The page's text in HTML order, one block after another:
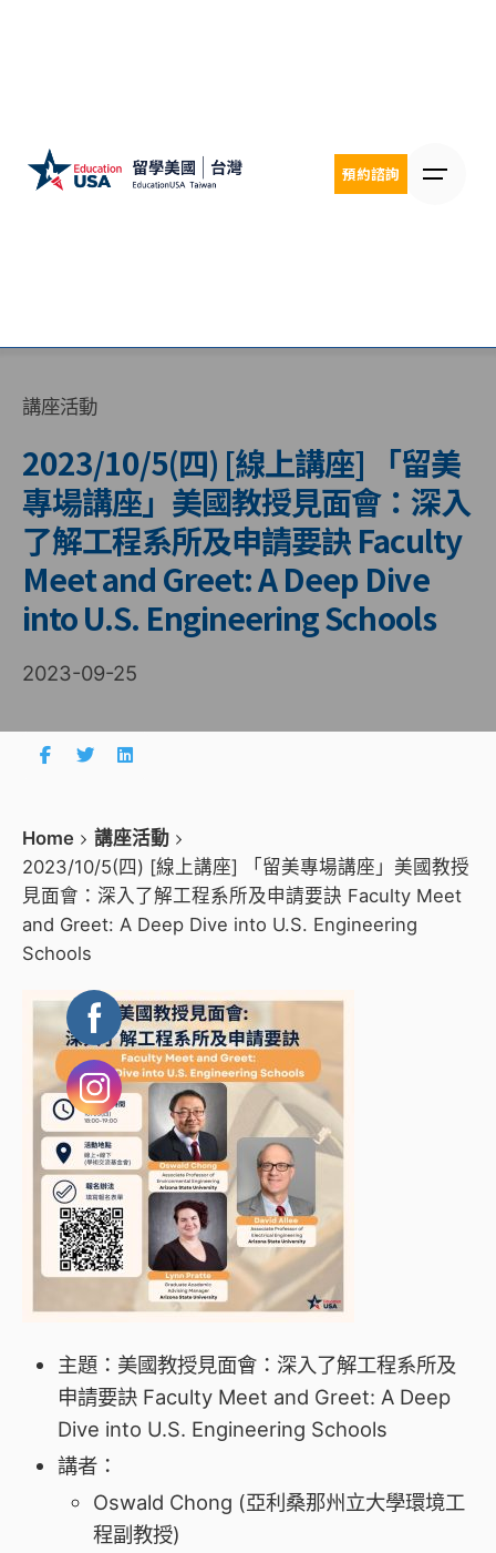
預約諮詢
講座活動
2023/10/5(四) [線上講座] 「留美
專場講座」美國教授見面會：深入
了解工程系所及申請要訣 Faculty
Meet and Greet: A Deep Dive
into U.S. Engineering Schools
2023-09-25
Home
講座活動
2023/10/5(四) [線上講座] 「留美專場講座」美國教授
見面會：深入了解工程系所及申請要訣 Faculty Meet
and Greet: A Deep Dive into U.S. Engineering
Schools
主題：美國教授見面會：深入了解工程系所及
申請要訣 Faculty Meet and Greet: A Deep
Dive into U.S. Engineering Schools
講者：
Oswald Chong (亞利桑那州立大學環境工
程副教授)